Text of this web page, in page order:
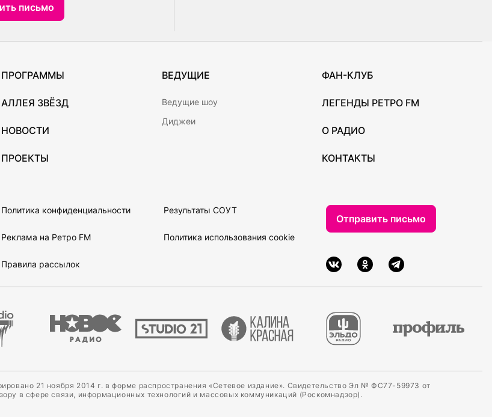
письмо
ПРОГРАММЫ
АЛЛЕЯ ЗВЁЗД
НОВОСТИ
ПРОЕКТЫ
ВЕДУЩИЕ
Ведущие шоу
Диджеи
ФАН-КЛУБ
ЛЕГЕНДЫ РЕТРО FM
О РАДИО
КОНТАКТЫ
Политика конфиденциальности
Реклама на Ретро FM
Правила рассылок
Результаты СОУТ
Политика использования cookie
Отправить письмо
21 ноября 2014 г. в форме распространения «Сетевое издание». Свидетельство Эл № ФС77-59973 от
в сфере связи, информационных технологий и массовых коммуникаций (Роскомнадзор).